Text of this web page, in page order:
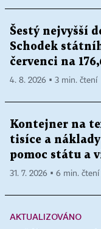
Šestý nejvyšší
Schodek
červenci na
4. 8. 2026 ▪ 3 min. čtení
Kontejner na
tisíce a
pomoc státu a
31. 7. 2026 ▪ 6 min. čtení
AKTUALIZOVÁNO